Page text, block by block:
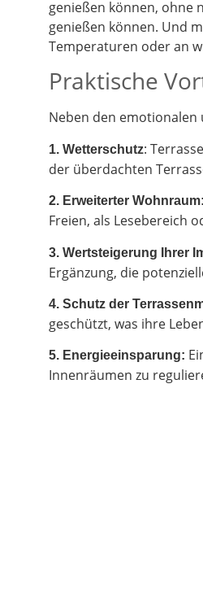
genießen können, ohne
genießen können. Und
Temperaturen oder an
Praktische
Neben den
1. Wetterschutz:
der überdachten
2. Erweiterter Wohnraum:
Freien, als Lesebereich
3. Wertsteigerung Ihrer
Ergänzung, die
4. Schutz der
geschützt, was ihre
5. Energieeinsparung:
Innenräumen zu